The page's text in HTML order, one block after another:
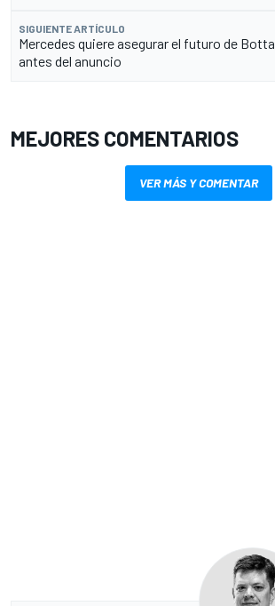
SIGUIENTE ARTÍCULO
Mercedes quiere asegurar el futuro de
antes del anuncio
MEJORES COMENTARIOS
VER MÁS Y COMENTAR